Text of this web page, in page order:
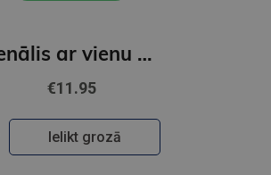
Penālis ar vienu nodalījumu, bez priekšmetiem, Ķepu patruļa
€11.95
Ielikt grozā